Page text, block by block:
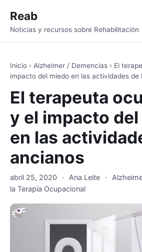
Reab
Noticias y recursos sobre Rehabilitación
Inicio › Alzheimer / Demencias › El
impacto del miedo en las actividades de
El terapeuta
y el impacto
en las
ancianos
abril 25, 2020 · Ana Leite ·
la Terapia Ocupacional